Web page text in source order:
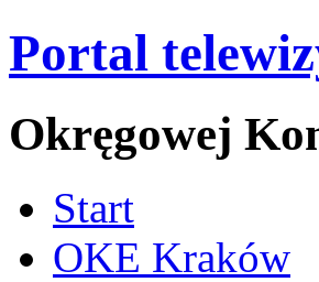
Portal
Okręgowej
Start
OKE Kraków